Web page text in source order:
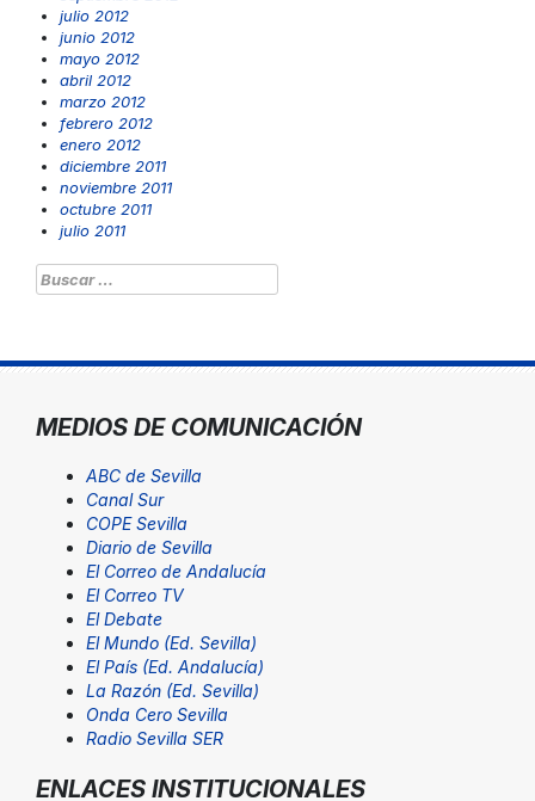
julio 2012
junio 2012
mayo 2012
abril 2012
marzo 2012
febrero 2012
enero 2012
diciembre 2011
noviembre 2011
octubre 2011
julio 2011
Buscar:
MEDIOS DE COMUNICACIÓN
ABC de Sevilla
Canal Sur
COPE Sevilla
Diario de Sevilla
El Correo de Andalucía
El Correo TV
El Debate
El Mundo (Ed. Sevilla)
El País (Ed. Andalucía)
La Razón (Ed. Sevilla)
Onda Cero Sevilla
Radio Sevilla SER
ENLACES INSTITUCIONALES